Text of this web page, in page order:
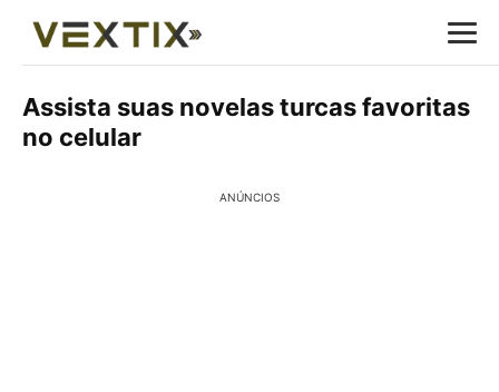
Assista suas novelas turcas favoritas
no celular
ANÚNCIOS